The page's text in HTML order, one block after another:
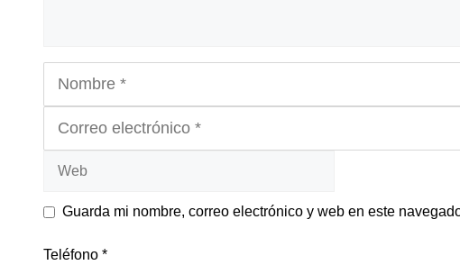
electrónico
Guarda mi nombre, correo electrónico y web en este
Teléfono *